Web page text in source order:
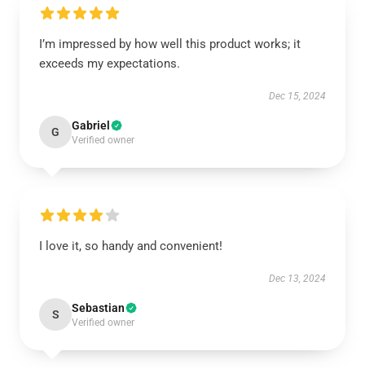
I’m impressed by how well this product works; it
exceeds my expectations.
Dec 15, 2024
G Gabriel
Verified owner
I love it, so handy and convenient!
Dec 13, 2024
S Sebastian
Verified owner